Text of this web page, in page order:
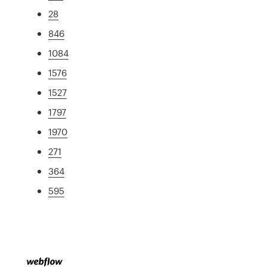
28
846
1084
1576
1527
1797
1970
271
364
595